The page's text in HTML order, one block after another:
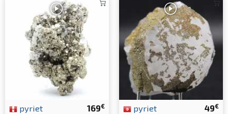
169€
pyriet 49€
pyriet